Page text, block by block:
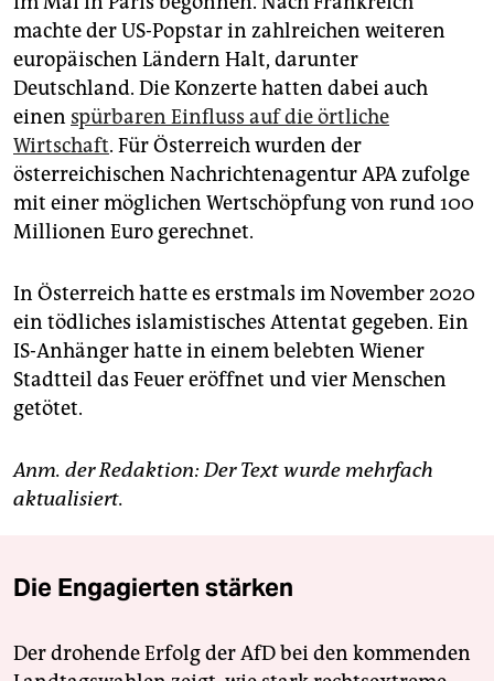
machte der US-Popstar in zahlreichen weiteren
europäischen Ländern Halt, darunter
Deutschland. Die Konzerte hatten dabei auch
einen spürbaren Einfluss auf die örtliche
Wirtschaft. Für Österreich wurden der
österreichischen Nachrichtenagentur APA zufolge
mit einer möglichen Wertschöpfung von rund 100
Millionen Euro gerechnet.
In Österreich hatte es erstmals im November 2020
ein tödliches islamistisches Attentat gegeben. Ein
IS-Anhänger hatte in einem belebten Wiener
Stadtteil das Feuer eröffnet und vier Menschen
getötet.
Anm. der Redaktion: Der Text wurde mehrfach
aktualisiert.
Die Engagierten stärken
Der drohende Erfolg der AfD bei den kommenden